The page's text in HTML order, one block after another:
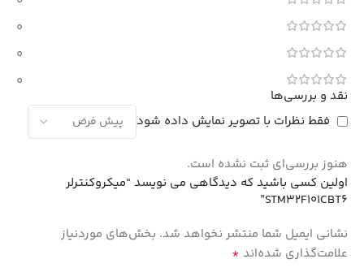
0
0
0
نقد و بررسی‌ها
فقط نظرات با تصویر نمایش داده شود
هنوز بررسی‌ای ثبت نشده است.
اولین کسی باشید که دیدگاهی می نویسد “میکروکنترلر
STM32F101CBT6”
نشانی ایمیل شما منتشر نخواهد شد. بخش‌های موردنیاز
علامت‌گذاری شده‌اند *